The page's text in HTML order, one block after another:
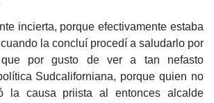
incierta, porque efectivamente estaba
la concluí procedí a saludarlo por
que por gusto de ver a tan nefasto
Sudcaliforniana, porque quien no
la causa priista al entonces alcalde